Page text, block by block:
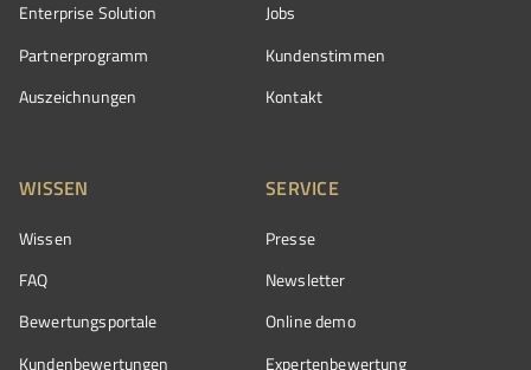
Enterprise Solution
Partnerprogramm
Auszeichnungen
Jobs
Kundenstimmen
Kontakt
WISSEN
Wissen
FAQ
Bewertungsportale
Kundenbewertungen
SERVICE
Presse
Newsletter
Online demo
Expertenbewertung